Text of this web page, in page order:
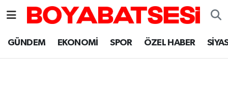
GÜNDEM EKONOMİ SPOR ÖZEL HABER
Sinop Nöbetçi Eczaneler